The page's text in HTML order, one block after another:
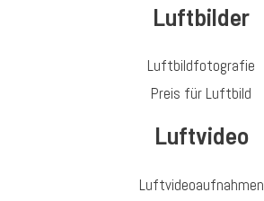
Luftbilder
Luftbildfotografie
Preis für Luftbild
Luftvideo
Luftvideoaufnahmen